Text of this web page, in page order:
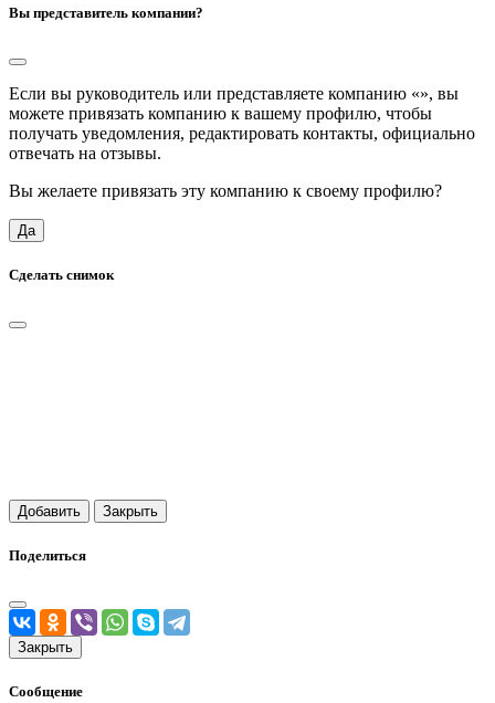
Вы представитель компании?
Если вы руководитель или представляете компанию «», вы
можете привязать компанию к вашему профилю, чтобы
получать уведомления, редактировать контакты, официально
отвечать на отзывы.
Вы желаете привязать эту компанию к своему профилю?
Да
Сделать снимок
Добавить Закрыть
Поделиться
Закрыть
Сообщение